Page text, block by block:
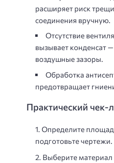
расширяет риск
соединения вручную.
Отсутствие
вызывает конденсат
воздушные зазоры.
Обработка
предотвращает
Практический чек-
Определите
подготовьте чертежи.
Выберите